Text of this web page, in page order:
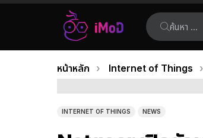
ค้นหา:
เรื่อง
ล่าสุด
คุณอยู่ที่นี่:
หน้าหลัก Internet of Things
INTERNET OF THINGS NEWS